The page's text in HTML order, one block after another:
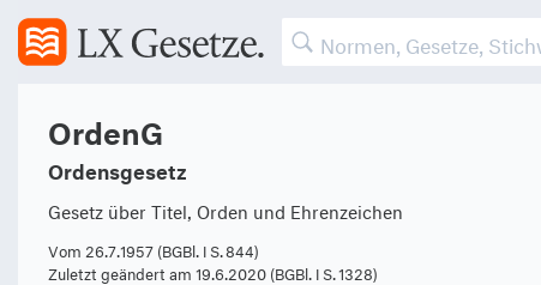
OrdenG
Ordensgesetz
Gesetz über Titel, Orden und Ehrenzeichen
Vom 26.7.1957 (BGBl. I S. 844)
Zuletzt geändert am 19.6.2020 (BGBl. I S. 1328)